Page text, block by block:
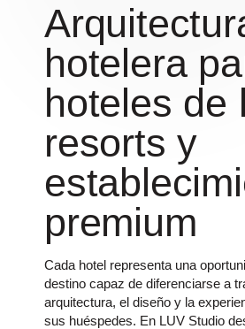
hotelera
hoteles de
resorts y
premium
Cada hotel representa una
destino capaz de diferenciarse a
arquitectura, el diseño y la
sus huéspedes. En LUV Studio